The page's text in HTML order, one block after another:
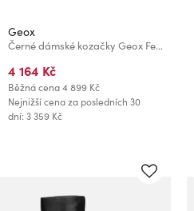
Geox
Černé dámské kozačky Geox Felicity
4 164 Kč
Běžná cena4 899 Kč
Nejnižší cena za posledních 30
dní: 3 359 Kč